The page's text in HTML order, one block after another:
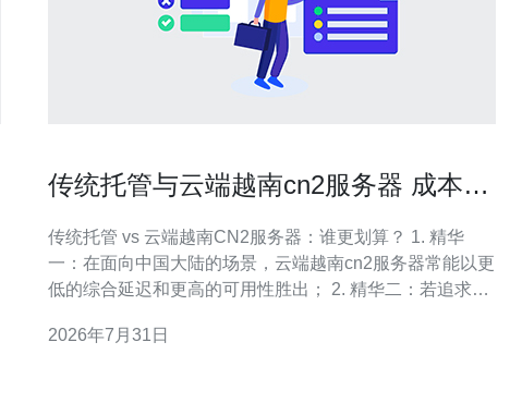
传统托管与云端越南cn2服务器 成本效
传统托管 vs 云端越南CN2服务器：谁更划算？ 1. 精华
一：在面向中国大陆的场景，云端越南cn2服务器常能以更
低的综合延迟和更高的可用性胜出； 2. 精华二：若追求完
值，但总拥有成本（TCO）通常更高； 3. 精华三：决策关
2026年7月31日